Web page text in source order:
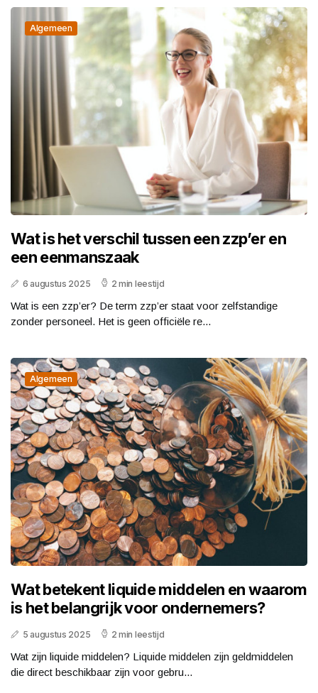
Algemeen
Wat is het verschil tussen een zzp’er en
een eenmanszaak
6 augustus 2025 2 min leestijd
Wat is een zzp’er? De term zzp’er staat voor zelfstandige
zonder personeel. Het is geen officiële re...
Algemeen
Wat betekent liquide middelen en waarom
is het belangrijk voor ondernemers?
5 augustus 2025 2 min leestijd
Wat zijn liquide middelen? Liquide middelen zijn geldmiddelen
die direct beschikbaar zijn voor gebru...